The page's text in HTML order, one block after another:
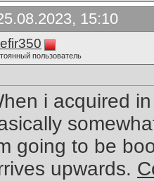
15:10
пользователь
i acquired
going to be
upwards.